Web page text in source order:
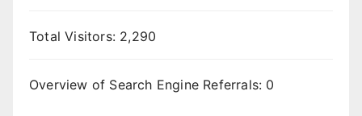
Total Visitors: 2,290
Overview of Search Engine Referrals: 0